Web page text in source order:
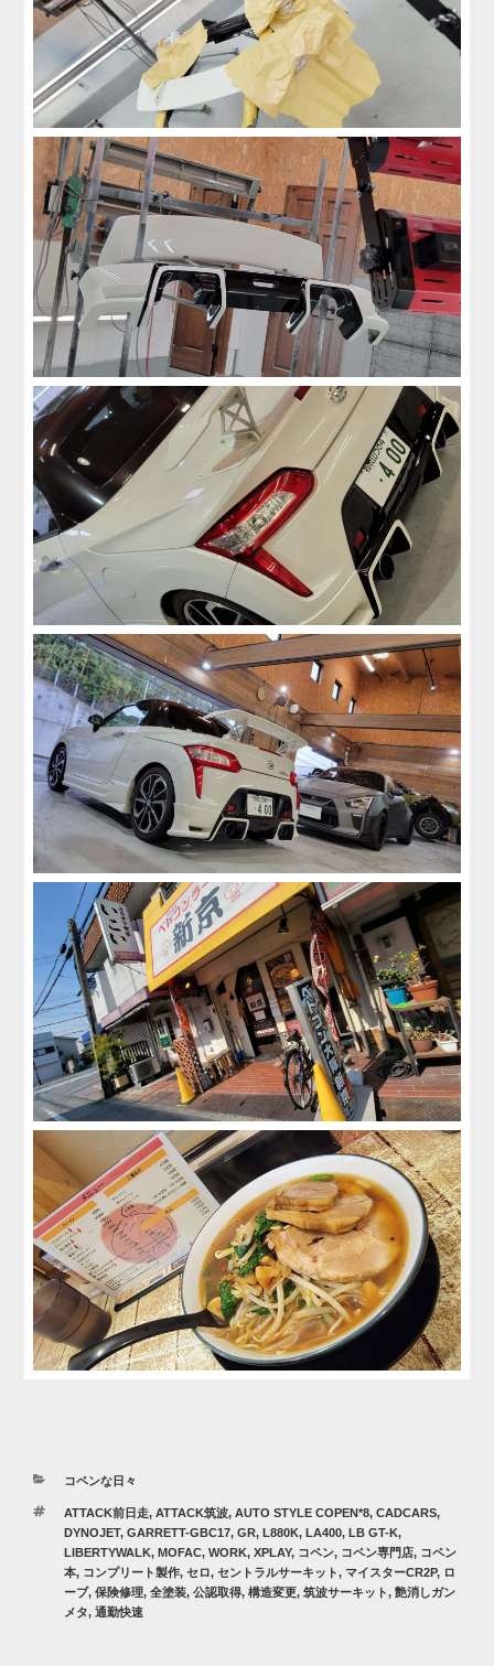
カ
ゴ
リ
ー
コペンな日々
タ
グ
ATTACK前日走, ATTACK筑波, AUTO STYLE COPEN*8, CADCARS,
DYNOJET, GARRETT-GBC17, GR, L880K, LA400, LB GT-K,
LIBERTYWALK, MOFAC, WORK, XPLAY, コペン, コペン専門店, コペン
本, コンプリート製作, セロ, セントラルサーキット, マイスターCR2P, ロ
ーブ, 保険修理, 全塗装, 公認取得, 構造変更, 筑波サーキット, 艶消しガン
メタ, 通勤快速